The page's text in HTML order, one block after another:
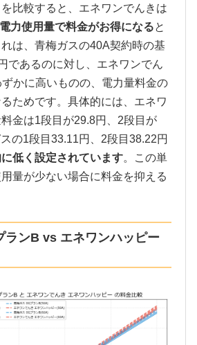
比較すると、エネワンでんきは
力使用量で料金がお得になると
は、青梅ガスの40A契約時の基
であるのに対し、エネワンでん
かに高いものの、電力量料金の
ためです。具体的には、エネワ
金は1段目が29.8円、2段目が
の1段目33.11円、2段目38.22円
低く設定されています。この単
量が少ない場合に料金を抑える
ランB vs エネワンハッピー